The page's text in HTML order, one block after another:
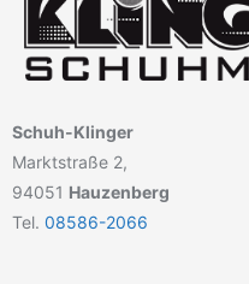
Schuh-Klinger
Marktstraße 2,
94051 Hauzenberg
Tel. 08586-2066